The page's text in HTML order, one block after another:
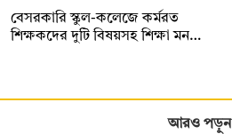
বেসরকারি স্কুল-কলেজে কর্মরত
শিক্ষকদের দুটি বিষয়সহ শিক্ষা মন…
আরও পড়ুন